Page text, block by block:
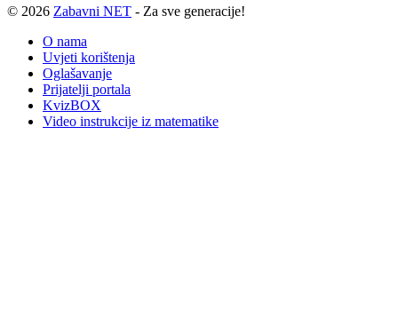
© 2026 Zabavni NET - Za sve generacije!
O nama
Uvjeti korištenja
Oglašavanje
Prijatelji portala
KvizBOX
Video instrukcije iz matematike